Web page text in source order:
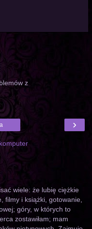
z
›
wiele: że lubię ciężkie
filmy i książki, gotowanie,
góry, w których to
zostawiłam; mam